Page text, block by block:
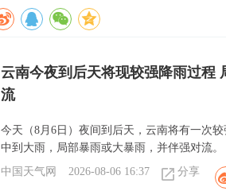
云南今夜到后天将现较强降雨过程
流
今天（8月6日）夜间到后天，云南将有一次
中到大雨，局部暴雨或大暴雨，并伴强对流。
中国天气网
2026-08-06 16:37 分享